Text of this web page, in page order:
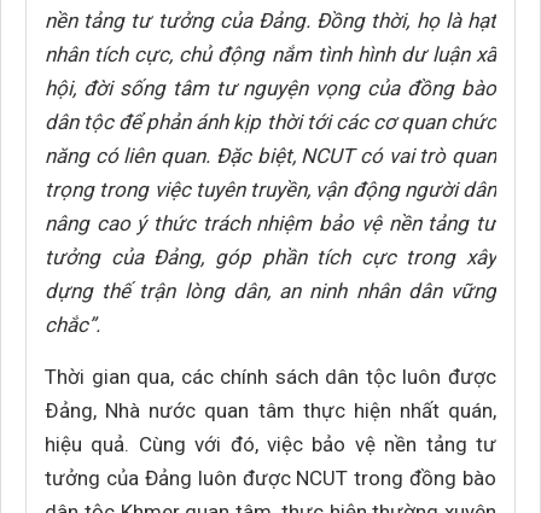
nền tảng tư tưởng của Đảng. Đồng thời, họ là hạt
nhân tích cực, chủ động nắm tình hình dư luận xã
hội, đời sống tâm tư nguyện vọng của đồng bào
dân tộc để phản ánh kịp thời tới các cơ quan chức
năng có liên quan. Đặc biệt, NCUT có vai trò quan
trọng trong việc tuyên truyền, vận động người dân
nâng cao ý thức trách nhiệm bảo vệ nền tảng tư
tưởng của Đảng, góp phần tích cực trong xây
dựng thế trận lòng dân, an ninh nhân dân vững
chắc”.
Thời gian qua, các chính sách dân tộc luôn được
Ðảng, Nhà nước quan tâm thực hiện nhất quán,
hiệu quả. Cùng với đó, việc bảo vệ nền tảng tư
tưởng của Đảng luôn được NCUT trong đồng bào